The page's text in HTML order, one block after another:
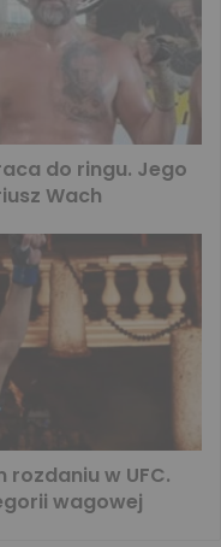
do ringu. Jego
Wach
rozdaniu w UFC.
wagowej